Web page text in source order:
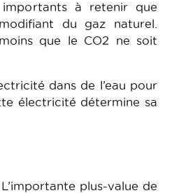
à retenir que
du gaz naturel.
que le CO2 ne soit
dans de l’eau pour
électricité détermine sa
plus-value de